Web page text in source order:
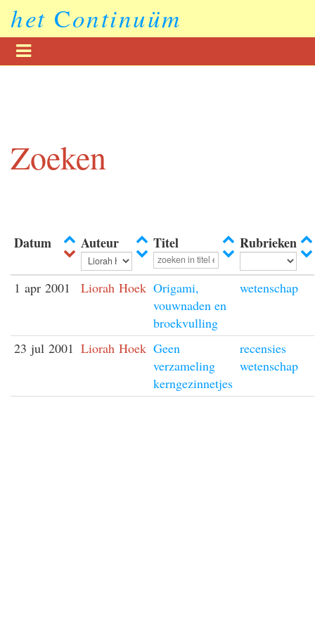
het Continuüm
Zoeken
Datum Auteur Titel Rubrieken
1 apr 2001 Liorah Hoek Origami,
vouwnaden en
broekvulling
wetenschap
23 jul 2001 Liorah Hoek Geen
verzameling
kerngezinnetjes
recensies
wetenschap